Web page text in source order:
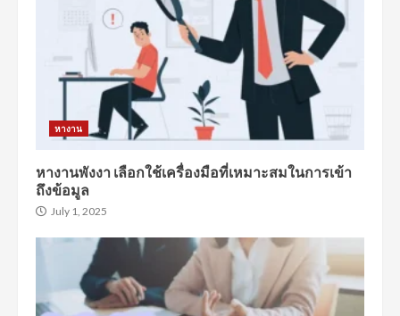
หางาน
หางานพังงา เลือกใช้เครื่องมือที่เหมาะสมในการเข้า
ถึงข้อมูล
July 1, 2025